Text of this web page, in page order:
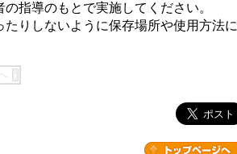
指導のもとで実施してください。
りしないように保存場所や使用方法に